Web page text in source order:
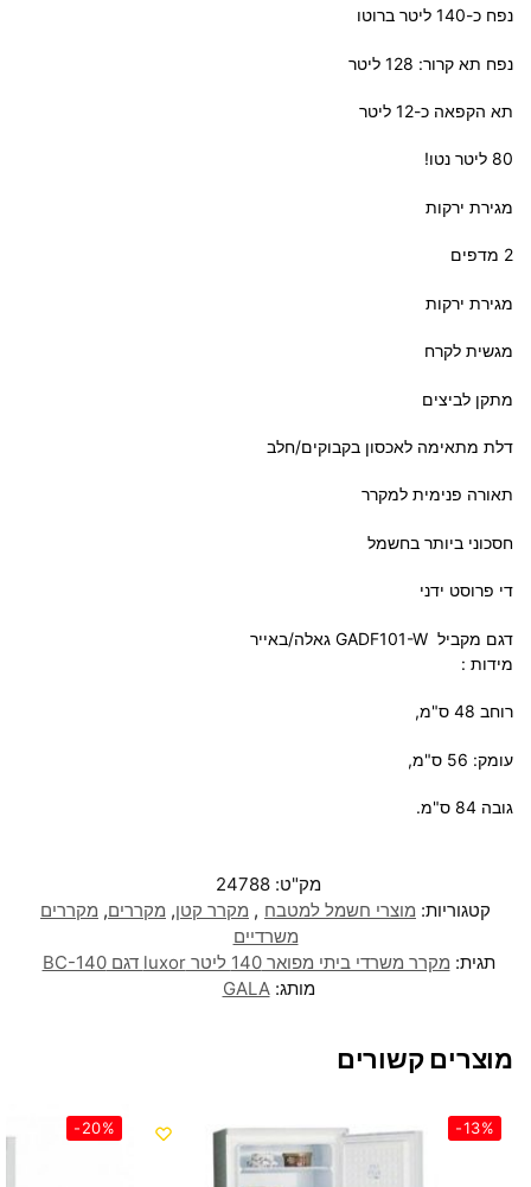
נפח כ-140 ליטר ברוטו
נפח תא קרור: 128 ליטר
תא הקפאה כ-12 ליטר
80 ליטר נטו!
מגירת ירקות
2 מדפים
מגירת ירקות
מגשית לקרח
מתקן לביצים
דלת מתאימה לאכסון בקבוקים/חלב
תאורה פנימית למקרר
חסכוני ביותר בחשמל
די פרוסט ידני
דגם מקביל GADF101-W גאלה/באייר
מידות :
רוחב 48 ס"מ,
עומק: 56 ס"מ,
גובה 84 ס"מ.
מק"ט: 24788
קטגוריות: מוצרי חשמל למטבח , מקרר קטן, מקררים, מקררים
משרדיים
תגית: מקרר משרדי ביתי מפואר 140 ליטר luxor דגם BC-140
מותג:GALA
מוצרים קשורים
-13%
-20%